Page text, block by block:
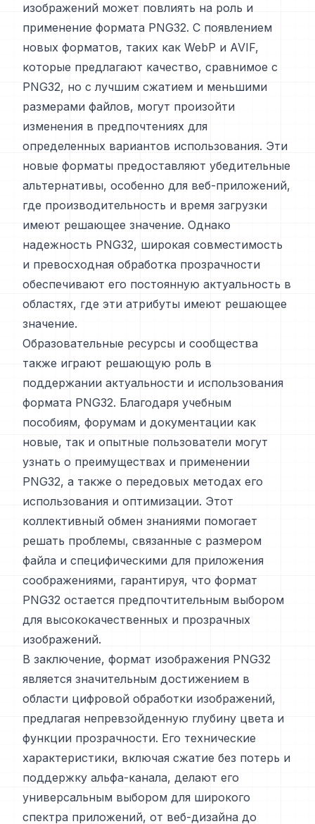
изображений может повлиять на роль и
применение формата PNG32. С появлением
новых форматов, таких как WebP и AVIF,
которые предлагают качество, сравнимое с
PNG32, но с лучшим сжатием и меньшими
размерами файлов, могут произойти
изменения в предпочтениях для
определенных вариантов использования. Эти
новые форматы предоставляют убедительные
альтернативы, особенно для веб-приложений,
где производительность и время загрузки
имеют решающее значение. Однако
надежность PNG32, широкая совместимость
и превосходная обработка прозрачности
обеспечивают его постоянную актуальность в
областях, где эти атрибуты имеют решающее
значение.
Образовательные ресурсы и сообщества
также играют решающую роль в
поддержании актуальности и использования
формата PNG32. Благодаря учебным
пособиям, форумам и документации как
новые, так и опытные пользователи могут
узнать о преимуществах и применении
PNG32, а также о передовых методах его
использования и оптимизации. Этот
коллективный обмен знаниями помогает
решать проблемы, связанные с размером
файла и специфическими для приложения
соображениями, гарантируя, что формат
PNG32 остается предпочтительным выбором
для высококачественных и прозрачных
изображений.
В заключение, формат изображения PNG32
является значительным достижением в
области цифровой обработки изображений,
предлагая непревзойденную глубину цвета и
функции прозрачности. Его технические
характеристики, включая сжатие без потерь и
поддержку альфа-канала, делают его
универсальным выбором для широкого
спектра приложений, от веб-дизайна до